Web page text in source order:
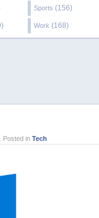
Sports (156)
Work (168)
，Posted inTech